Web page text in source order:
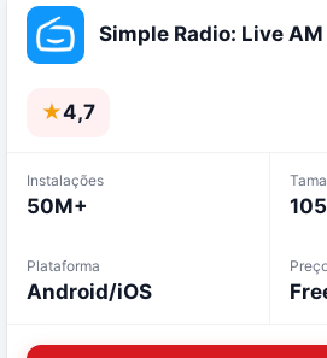
Simple Radio: Live AM
★4,7
Instalações
50M+
Plataforma
Android/iOS